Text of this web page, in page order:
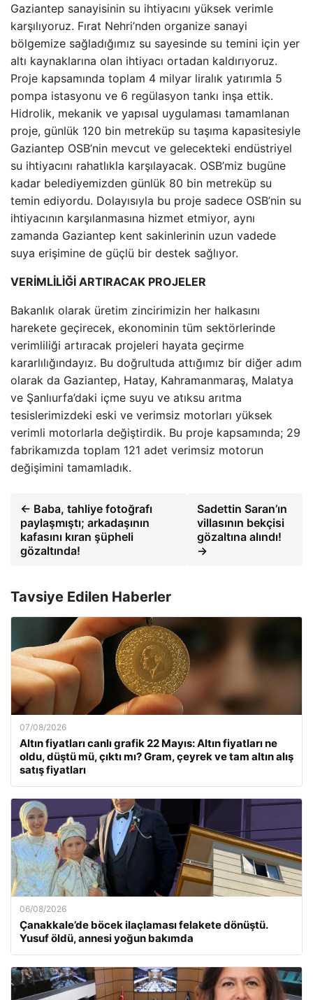
Gaziantep sanayisinin su ihtiyacını yüksek verimle
karşılıyoruz. Fırat Nehri’nden organize sanayi
bölgemize sağladığımız su sayesinde su temini için yer
altı kaynaklarına olan ihtiyacı ortadan kaldırıyoruz.
Proje kapsamında toplam 4 milyar liralık yatırımla 5
pompa istasyonu ve 6 regülasyon tankı inşa ettik.
Hidrolik, mekanik ve yapısal uygulaması tamamlanan
proje, günlük 120 bin metreküp su taşıma kapasitesiyle
Gaziantep OSB’nin mevcut ve gelecekteki endüstriyel
su ihtiyacını rahatlıkla karşılayacak. OSB’miz bugüne
kadar belediyemizden günlük 80 bin metreküp su
temin ediyordu. Dolayısıyla bu proje sadece OSB’nin su
ihtiyacının karşılanmasına hizmet etmiyor, aynı
zamanda Gaziantep kent sakinlerinin uzun vadede
suya erişimine de güçlü bir destek sağlıyor.
VERİMLİLİĞİ ARTIRACAK PROJELER
Bakanlık olarak üretim zincirimizin her halkasını
harekete geçirecek, ekonominin tüm sektörlerinde
verimliliği artıracak projeleri hayata geçirme
kararlılığındayız. Bu doğrultuda attığımız bir diğer adım
olarak da Gaziantep, Hatay, Kahramanmaraş, Malatya
ve Şanlıurfa’daki içme suyu ve atıksu arıtma
tesislerimizdeki eski ve verimsiz motorları yüksek
verimli motorlarla değiştirdik. Bu proje kapsamında; 29
fabrikamızda toplam 121 adet verimsiz motorun
değişimini tamamladık.
← Baba, tahliye fotoğrafı
paylaşmıştı; arkadaşının
kafasını kıran şüpheli
gözaltında!
Sadettin Saran’ın
villasının bekçisi
gözaltına alındı!
→
Tavsiye Edilen Haberler
07/08/2026
Altın fiyatları canlı grafik 22 Mayıs: Altın fiyatları ne
oldu, düştü mü, çıktı mı? Gram, çeyrek ve tam altın alış
satış fiyatları
06/08/2026
Çanakkale’de böcek ilaçlaması felakete dönüştü.
Yusuf öldü, annesi yoğun bakımda